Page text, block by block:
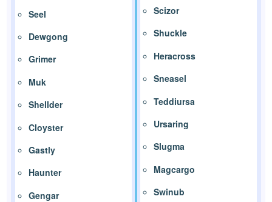
Seel
Dewgong
Grimer
Muk
Shellder
Cloyster
Gastly
Haunter
Gengar
Scizor
Shuckle
Heracross
Sneasel
Teddiursa
Ursaring
Slugma
Magcargo
Swinub